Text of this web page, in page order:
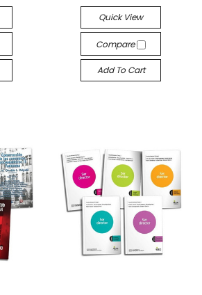
Quick View
Compare
Add To Cart